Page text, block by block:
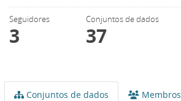
Seguidores
3
Conjuntos de dados
37
Conjuntos de dados Membros